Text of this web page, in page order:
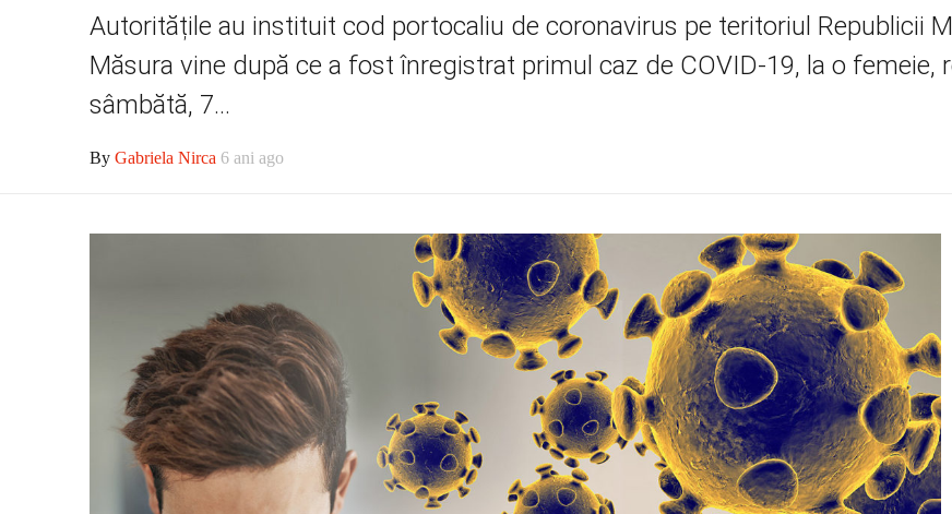
Autoritățile au instituit cod portocaliu de coronavirus pe teritoriul Republicii
Măsura vine după ce a fost înregistrat primul caz de COVID-19, la o femeie,
sâmbătă, 7...
By Gabriela Nirca 6 ani ago